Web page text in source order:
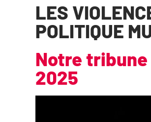
LES
POLITIQUE
Notre tribune
2025